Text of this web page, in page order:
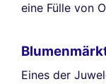
eine Fülle von
Eines der